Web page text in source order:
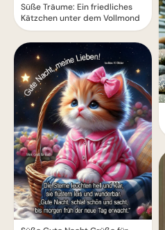
Süße Träume: Ein friedliches
Kätzchen unter dem Vollmond